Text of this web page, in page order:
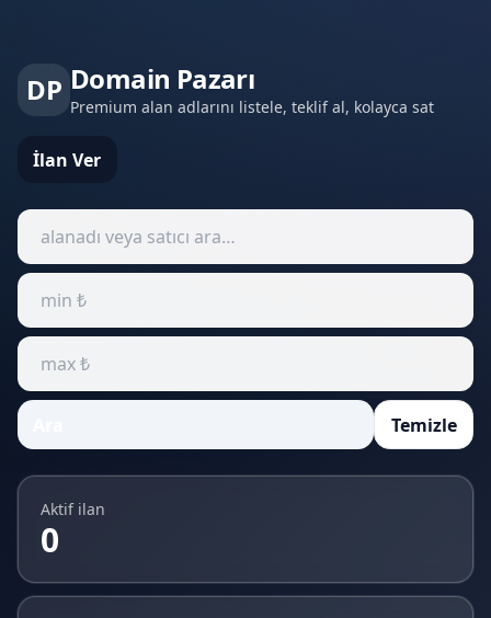
DP Domain Pazarı
Premium alan adlarını listele, teklif al, kolayca sat
İlan Ver
Temizle
Aktif ilan
0